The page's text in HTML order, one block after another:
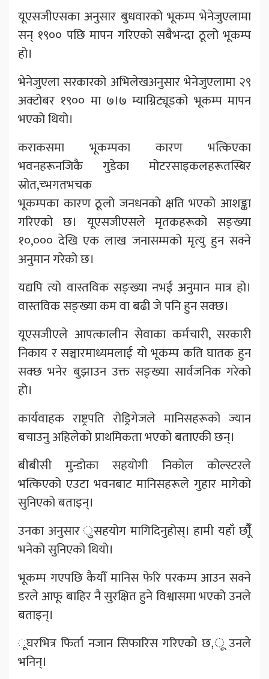
यूएसजीएसका अनुसार बुधवारको भूकम्प भेनेजुएलामा
सन् १९०० पछि मापन गरिएको सबैभन्दा ठूलो भूकम्प
हो।
भेनेजुएला सरकारको अभिलेखअनुसार भेनेजुएलामा २९
अक्टोबर १९०० मा ७।७ म्याग्निट्यूडको भूकम्प मापन
भएको थियो।
कराकसमा भूकम्पका कारण भत्किएका
भवनहरूनजिकै गुडेका मोटरसाइकलहरूतस्बिर
स्रोत,च्भगतभचक
भूकम्पका कारण ठूलो जनधनको क्षति भएको आशङ्का
गरिएको छ। यूएसजीएसले मृतकहरूको सङ्ख्या
१०,००० देखि एक लाख जनासम्मको मृत्यु हुन सक्ने
अनुमान गरेको छ।
यद्यपि त्यो वास्तविक सङ्ख्या नभई अनुमान मात्र हो।
वास्तविक सङ्ख्या कम वा बढी जे पनि हुन सक्छ।
यूएसजीएले आपत्कालीन सेवाका कर्मचारी, सरकारी
निकाय र सञ्चारमाध्यमलाई यो भूकम्प कति घातक हुन
सक्छ भनेर बुझाउन उक्त सङ्ख्या सार्वजनिक गरेको
हो।
कार्यवाहक राष्ट्रपति रोड्रिगेजले मानिसहरूको ज्यान
बचाउनु अहिलेको प्राथमिकता भएको बताएकी छन्।
बीबीसी मुन्डोका सहयोगी निकोल कोल्स्टरले
भत्किएको एउटा भवनबाट मानिसहरूले गुहार मागेको
सुनिएको बताइन्।
उनका अनुसार ुसहयोग मागिदिनुहोस्। हामी यहाँ छौूँ
भनेको सुनिएको थियो।
भूकम्प गएपछि कैयौँ मानिस फेरि परकम्प आउन सक्ने
डरले आफू बाहिर नै सुरक्षित हुने विश्वासमा भएको उनले
बताइन्।
ूघरभित्र फिर्ता नजान सिफारिस गरिएको छ,ू उनले
भनिन्।